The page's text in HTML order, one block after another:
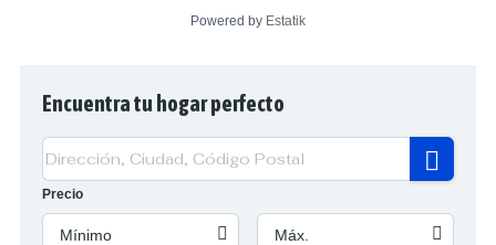
Powered by Estatik
Encuentra tu hogar perfecto
Precio
Mínimo Máx.